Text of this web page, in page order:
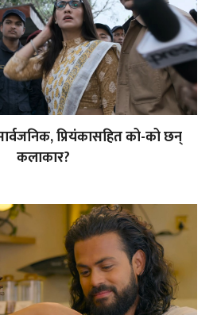
प्रियंकासहित को-को छन्
कलाकार?